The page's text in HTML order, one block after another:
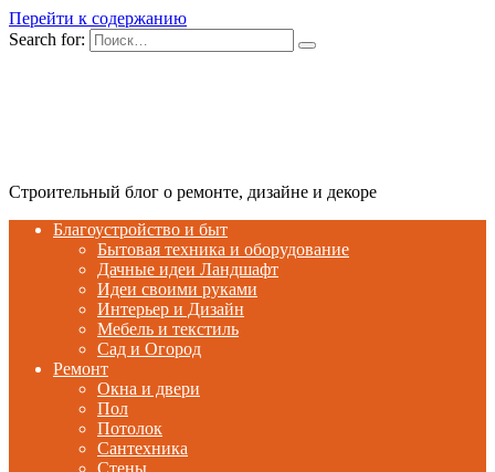
Перейти к содержанию
Search for:
Строительный блог о ремонте, дизайне и декоре
Благоустройство и быт
Бытовая техника и оборудование
Дачные идеи Ландшафт
Идеи своими руками
Интерьер и Дизайн
Мебель и текстиль
Сад и Огород
Ремонт
Окна и двери
Пол
Потолок
Сантехника
Стены